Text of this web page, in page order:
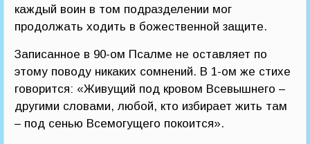
каждый воин в том подразделении мог
продолжать ходить в божественной защите.
Записанное в 90-ом Псалме не оставляет по
этому поводу никаких сомнений. В 1-ом же стихе
говорится: «Живущий под кровом Всевышнего –
другими словами, любой, кто избирает жить там
– под сенью Всемогущего покоится».